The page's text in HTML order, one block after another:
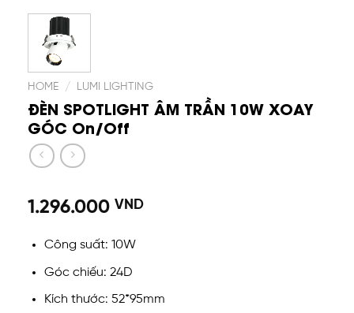
HOME / LUMI LIGHTING
ĐÈN SPOTLIGHT ÂM TRẦN 10W XOAY
GÓC On/Off
1.296.000 VND
Công suất: 10W
Góc chiếu: 24D
Kích thước: 52*95mm